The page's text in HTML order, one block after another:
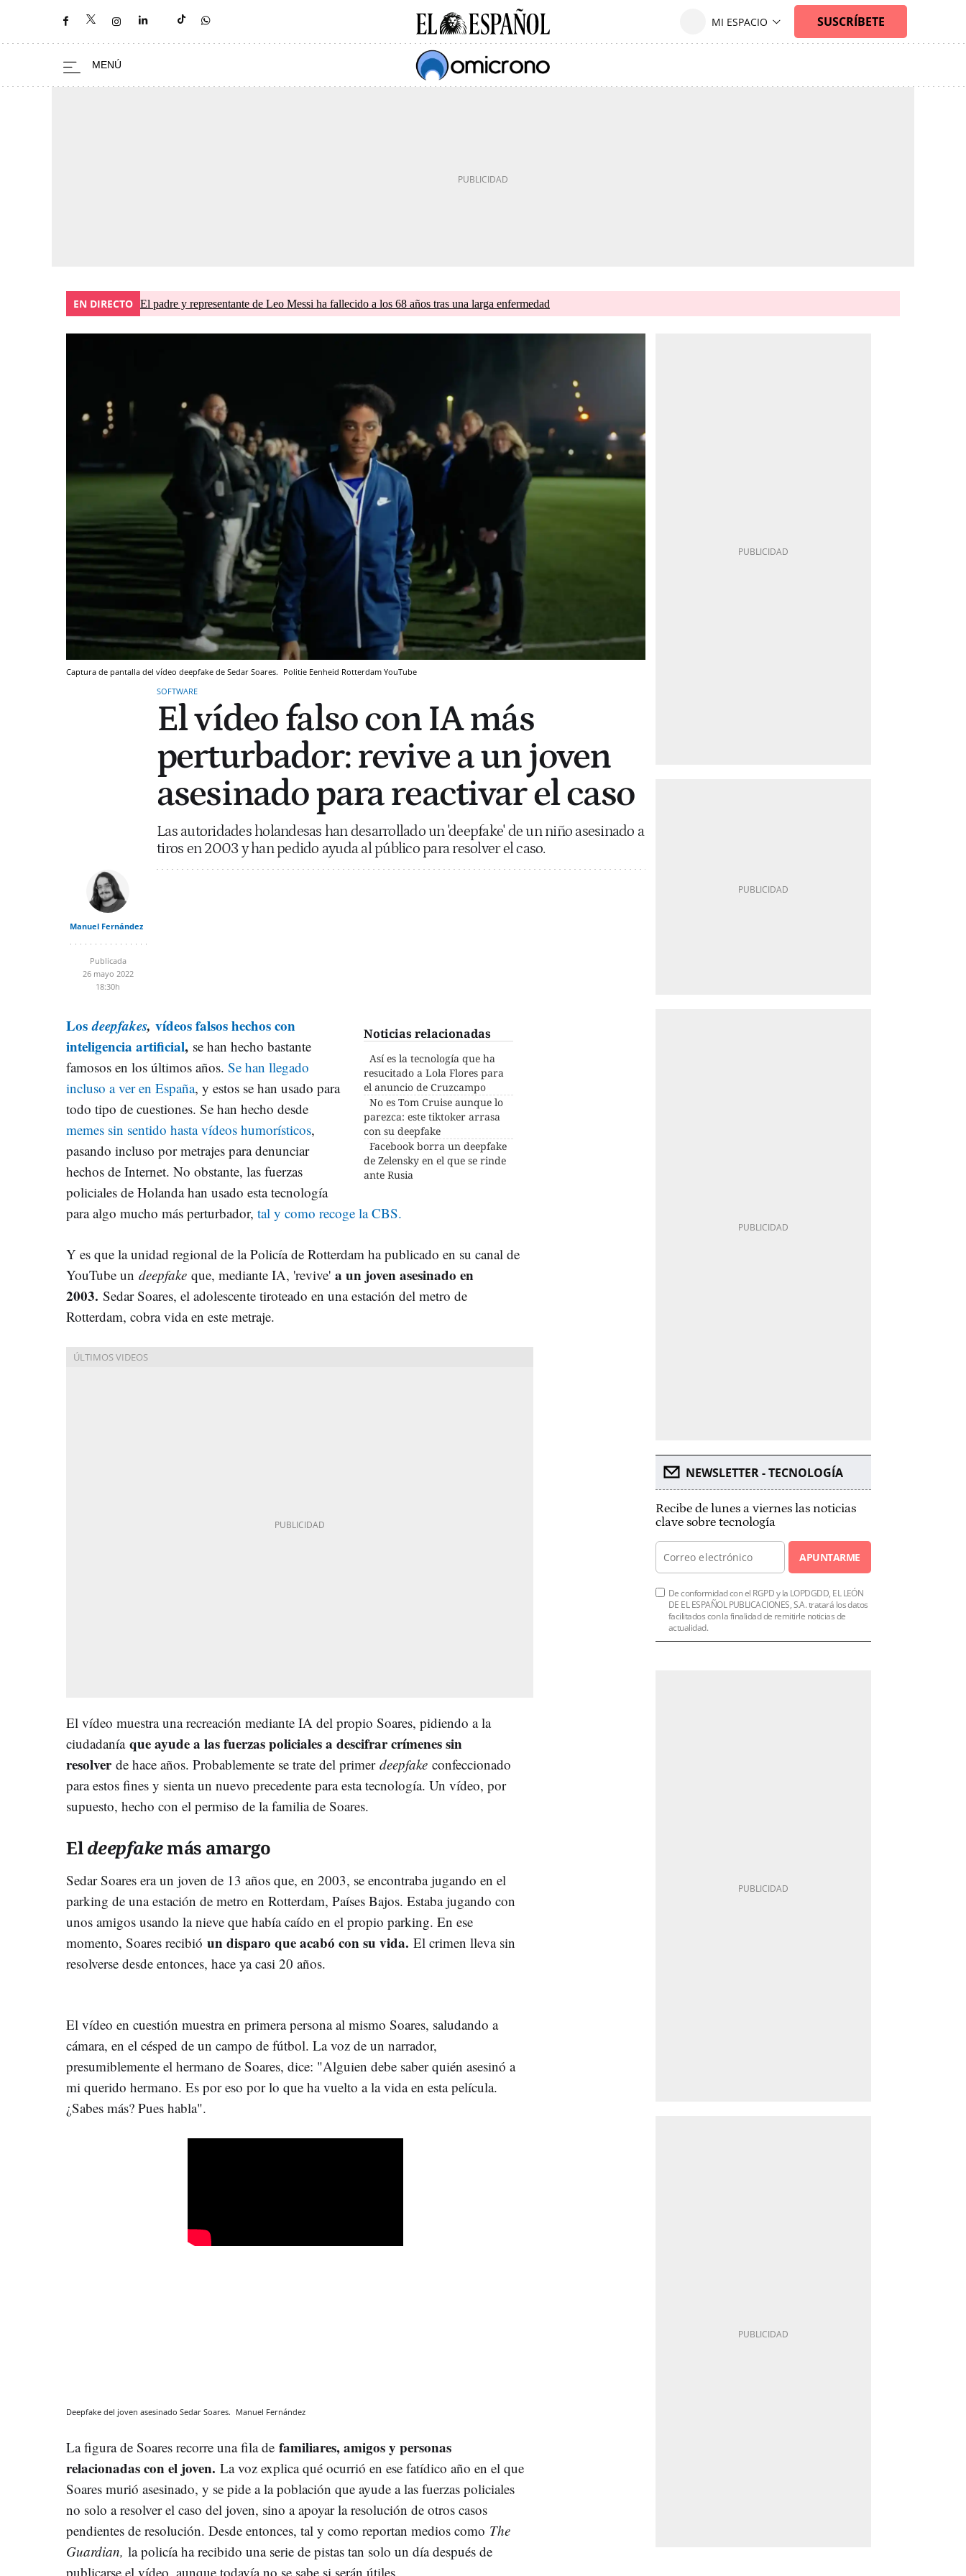
EN DIRECTO El padre y representante de Leo Messi ha fallecido a los 68 años tras una larga enfermedad
Captura de pantalla del vídeo deepfake de Sedar Soares. Politie Eenheid Rotterdam YouTube
SOFTWARE
El vídeo falso con IA más
perturbador: revive a un joven
asesinado para reactivar el caso
Las autoridades holandesas han desarrollado un 'deepfake' de un niño asesinado a
tiros en 2003 y han pedido ayuda al público para resolver el caso.
Manuel Fernández
Publicada
26 mayo 2022
18:30h
Noticias relacionadas
Así es la tecnología que ha
resucitado a Lola Flores para
el anuncio de Cruzcampo
No es Tom Cruise aunque lo
parezca: este tiktoker arrasa
con su deepfake
Facebook borra un deepfake
de Zelensky en el que se rinde
ante Rusia
Losdeepfakes, vídeos falsos hechos con
inteligencia artificial, se han hecho bastante
famosos en los últimos años. Se han llegado
incluso a ver en España, y estos se han usado para
todo tipo de cuestiones. Se han hecho desde
memes sin sentido hasta vídeos humorísticos,
pasando incluso por metrajes para denunciar
hechos de Internet. No obstante, las fuerzas
policiales de Holanda han usado esta tecnología
para algo mucho más perturbador, tal y como recoge la CBS.
Y es que la unidad regional de la Policía de Rotterdam ha publicado en su canal de
YouTube un deepfake que, mediante IA, 'revive' a un joven asesinado en
2003. Sedar Soares, el adolescente tiroteado en una estación del metro de
Rotterdam, cobra vida en este metraje.
El vídeo muestra una recreación mediante IA del propio Soares, pidiendo a la
ciudadanía que ayude a las fuerzas policiales a descifrar crímenes sin
resolver de hace años. Probablemente se trate del primer deepfake confeccionado
para estos fines y sienta un nuevo precedente para esta tecnología. Un vídeo, por
supuesto, hecho con el permiso de la familia de Soares.
Eldeepfakemás amargo
Sedar Soares era un joven de 13 años que, en 2003, se encontraba jugando en el
parking de una estación de metro en Rotterdam, Países Bajos. Estaba jugando con
unos amigos usando la nieve que había caído en el propio parking. En ese
momento, Soares recibió un disparo que acabó con su vida. El crimen lleva sin
resolverse desde entonces, hace ya casi 20 años.
El vídeo en cuestión muestra en primera persona al mismo Soares, saludando a
cámara, en el césped de un campo de fútbol. La voz de un narrador,
presumiblemente el hermano de Soares, dice: "Alguien debe saber quién asesinó a
mi querido hermano. Es por eso por lo que ha vuelto a la vida en esta película.
¿Sabes más? Pues habla".
Deepfake del joven asesinado Sedar Soares. Manuel Fernández
La figura de Soares recorre una fila de familiares, amigos y personas
relacionadas con el joven. La voz explica qué ocurrió en ese fatídico año en el que
Soares murió asesinado, y se pide a la población que ayude a las fuerzas policiales
no solo a resolver el caso del joven, sino a apoyar la resolución de otros casos
pendientes de resolución. Desde entonces, tal y como reportan medios como The
Guardian, la policía ha recibido una serie de pistas tan solo un día después de
publicarse el vídeo, aunque todavía no se sabe si serán útiles.
NEWSLETTER - TECNOLOGÍA
Recibe de lunes a viernes las noticias
clave sobre tecnología
APUNTARME
De conformidad con el RGPD y la LOPDGDD, EL LEÓN
DE EL ESPAÑOL PUBLICACIONES, S.A. tratará los datos
facilitados con la finalidad de remitirle noticias de
actualidad.